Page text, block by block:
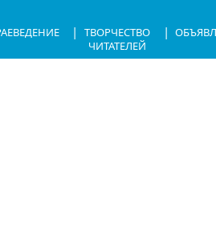
|
ТВОРЧЕСТВО
ЧИТАТЕЛЕЙ
|